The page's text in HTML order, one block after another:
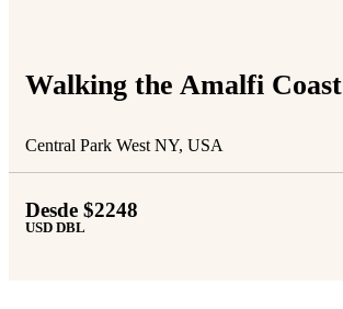
Walking the Amalfi Coast
Central Park West NY, USA
Desde $2248
USD DBL